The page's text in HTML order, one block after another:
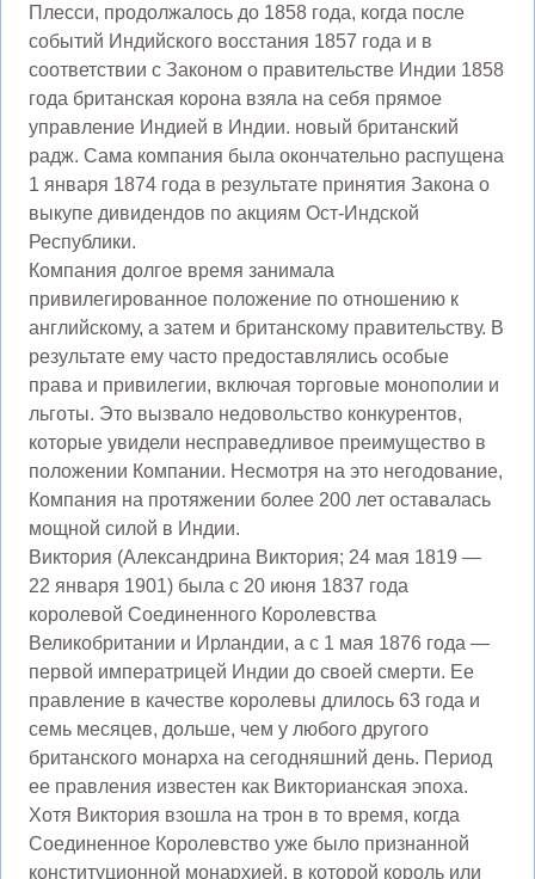
Плесси, продолжалось до 1858 года, когда после
событий Индийского восстания 1857 года и в
соответствии с Законом о правительстве Индии 1858
года британская корона взяла на себя прямое
управление Индией в Индии. новый британский
радж. Сама компания была окончательно распущена
1 января 1874 года в результате принятия Закона о
выкупе дивидендов по акциям Ост-Индской
Республики.
Компания долгое время занимала
привилегированное положение по отношению к
английскому, а затем и британскому правительству. В
результате ему часто предоставлялись особые
права и привилегии, включая торговые монополии и
льготы. Это вызвало недовольство конкурентов,
которые увидели несправедливое преимущество в
положении Компании. Несмотря на это негодование,
Компания на протяжении более 200 лет оставалась
мощной силой в Индии.
Виктория (Александрина Виктория; 24 мая 1819 —
22 января 1901) была с 20 июня 1837 года
королевой Соединенного Королевства
Великобритании и Ирландии, а с 1 мая 1876 года —
первой императрицей Индии до своей смерти. Ее
правление в качестве королевы длилось 63 года и
семь месяцев, дольше, чем у любого другого
британского монарха на сегодняшний день. Период
ее правления известен как Викторианская эпоха.
Хотя Виктория взошла на трон в то время, когда
Соединенное Королевство уже было признанной
конституционной монархией, в которой король или